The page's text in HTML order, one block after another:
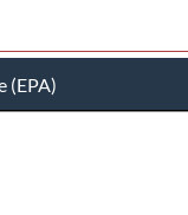
(EPA)